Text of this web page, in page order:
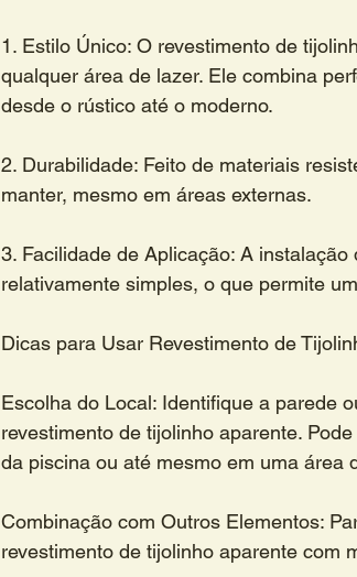
1. Estilo Único: O revestimento de
qualquer área de lazer. Ele combina
desde o rústico até o moderno.
2. Durabilidade: Feito de materiais
manter, mesmo em áreas externas.
3. Facilidade de Aplicação: A
relativamente simples, o que permite
Dicas para Usar Revestimento de
Escolha do Local: Identifique a parede
revestimento de tijolinho aparente.
da piscina ou até mesmo em uma área
Combinação com Outros Elementos:
revestimento de tijolinho aparente com